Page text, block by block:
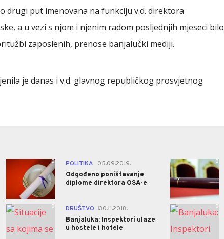
drugi put imenovana na funkciju v.d. direktora
a u vezi s njom i njenim radom posljednjih mjeseci bilo
zaposlenih, prenose banjalučki mediji.
je danas i v.d. glavnog republičkog prosvjetnog
0 POLITIKA
05.09.2019.
Odgođeno poništavanje
diplome direktora OSA-e
0
0 DRUŠTVO
30.11.2018.
Banjaluka: Inspektori ulaze
u hostele i hotele
0